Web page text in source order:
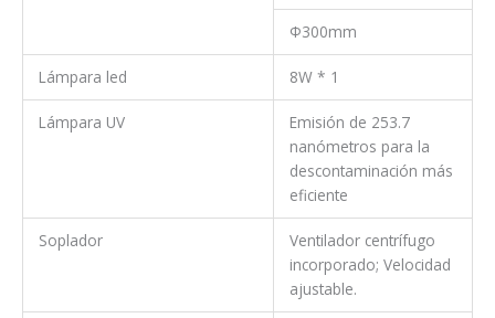
Φ300mm
Lámpara led 8W * 1
Lámpara UV
Emisión de 253.7
nanómetros para la
descontaminación más
eficiente
Soplador
Ventilador centrífugo
incorporado; Velocidad
ajustable.